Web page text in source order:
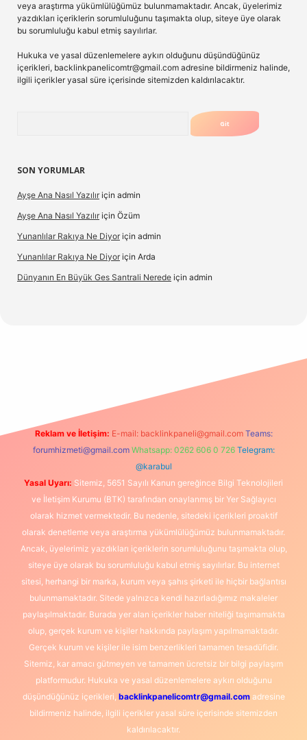
veya araştırma yükümlülüğümüz bulunmamaktadır. Ancak, üyelerimiz
yazdıkları içeriklerin sorumluluğunu taşımakta olup, siteye üye olarak
bu sorumluluğu kabul etmiş sayılırlar.
Hukuka ve yasal düzenlemelere aykırı olduğunu düşündüğünüz
içerikleri, backlinkpanelicomtr@gmail.com adresine bildirmeniz halinde,
ilgili içerikler yasal süre içerisinde sitemizden kaldırılacaktır.
SON YORUMLAR
Ayşe Ana Nasıl Yazılır için admin
Ayşe Ana Nasıl Yazılır için Özüm
Yunanlılar Rakıya Ne Diyor için admin
Yunanlılar Rakıya Ne Diyor için Arda
Dünyanın En Büyük Ges Santrali Nerede için admin
Reklam ve İletişim: E-mail: backlinkpaneli@gmail.com Teams:
forumhizmeti@gmail.com Whatsapp: 0262 606 0 726 Telegram:
@karabul
Yasal Uyarı: Sitemiz, 5651 Sayılı Kanun gereğince Bilgi Teknolojileri
ve İletişim Kurumu (BTK) tarafından onaylanmış bir Yer Sağlayıcı
olarak hizmet vermektedir. Bu nedenle, sitedeki içerikleri proaktif
olarak denetleme veya araştırma yükümlülüğümüz bulunmamaktadır.
Ancak, üyelerimiz yazdıkları içeriklerin sorumluluğunu taşımakta olup,
siteye üye olarak bu sorumluluğu kabul etmiş sayılırlar. Bu internet
sitesi, herhangi bir marka, kurum veya şahıs şirketi ile hiçbir bağlantısı
bulunmamaktadır. Sitede yalnızca kendi hazırladığımız makaleler
paylaşılmaktadır. Burada yer alan içerikler haber niteliği taşımamakta
olup, gerçek kurum ve kişiler hakkında paylaşım yapılmamaktadır.
Gerçek kurum ve kişiler ile isim benzerlikleri tamamen tesadüfidir.
Sitemiz, kar amacı gütmeyen ve tamamen ücretsiz bir bilgi paylaşım
platformudur. Hukuka ve yasal düzenlemelere aykırı olduğunu
düşündüğünüz içerikleri, backlinkpanelicomtr@gmail.comadresine
bildirmeniz halinde, ilgili içerikler yasal süre içerisinde sitemizden
kaldırılacaktır.